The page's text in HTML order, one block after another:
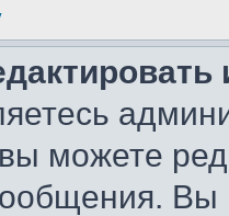
можете
Вы